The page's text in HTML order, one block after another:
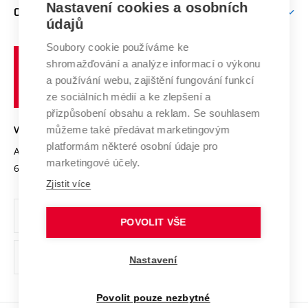
E-přihláška
Doktorské studium
Podpora podnikání
Mezinárodní vědecká rada
Systém zajišťování kvality výzkumu
Výzkumné infrastruktury
Transfer znalostí
Open Science
Projekty
Projekty ze strukturálních fondů
Specifický výzkum
Zahraniční spolupráce
Spolupráce se školami
Služby univerzity
Mezinárodní dohody
Univerzitní sítě
O UNIVERZITĚ
Profil univerzity
Udržitelná univerzita
Podnikavá univerzita / ContriBUTe
Bezpečná univerzita
Vyznamenání
Organizační struktura
Ochrana osobních údajů
odkaz)
učení
technické
Brně
VYSOKÉ UČENÍ TECHNICKÉ V BRNĚ
Antonínská 548/1
602 00 Brno
www.vut.cz
vut@vutbr.cz
Nastavení cookies a osobních
údajů
Soubory cookie používáme ke
shromažďování a analýze informací o výkonu
a používání webu, zajištění fungování funkcí
ze sociálních médií a ke zlepšení a
přizpůsobení obsahu a reklam. Se souhlasem
můžeme také předávat marketingovým
platformám některé osobní údaje pro
marketingové účely.
Zjistit více
POVOLIT VŠE
Nastavení
Povolit pouze nezbytné